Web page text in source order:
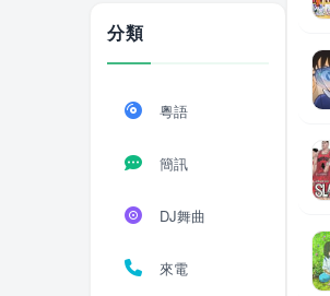
分類
粵語
簡訊
DJ舞曲
來電